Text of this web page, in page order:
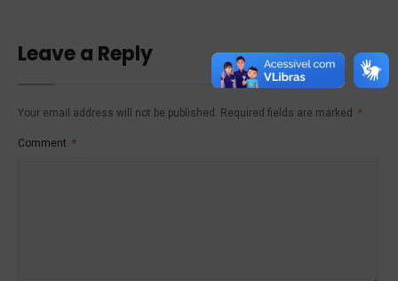
Leave a Reply
Your email address will not be published. Required fields are marked *
Comment *